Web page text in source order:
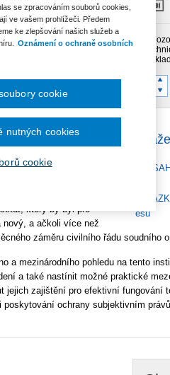
Ke
esu
5
který by byl pro
nový, a ačkoli více než
záměru civilního řádu soudního
a mezinárodního pohledu na tento
a také nastínit možné praktické
jejich zajištění pro efektivní fungování
ochrany subjektivním
se zpracováním souborů cookies,
ve vašem prohlížeči. Předem
ke zlepšování našich služeb a
Oznámení o ochraně osobních
cookie
nutných cookies
cookie